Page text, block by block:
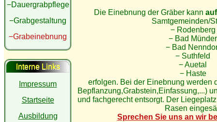
−Dauergrabpflege
−Grabgestaltung
−Grabeinebnung
Interne Links
Impressum
Startseite
Ausbildung
Die Einebnung der Gräber kann
Samtgemeinden/
− Rodenberg
− Bad Münder
− Bad
− Suthfeld
− Auetal
− Haste
erfolgen. Bei der Einebnung werden
Bepflanzung,Grabstein,Einfassung,...)
und fachgerecht entsorgt. Der
Rasen
Sprechen Sie uns an wir